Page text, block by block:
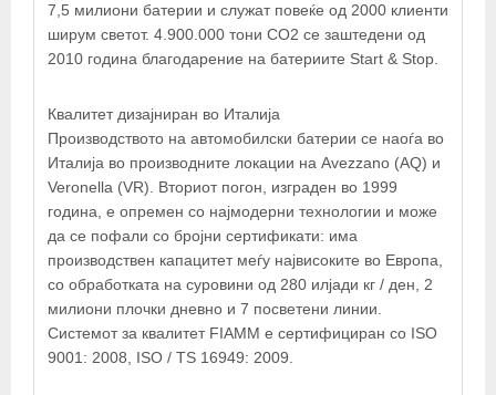
7,5 милиони батерии и служат повеќе од 2000 клиенти
ширум светот. 4.900.000 тони CO2 се заштедени од
2010 година благодарение на батериите Start & Stop.
Квалитет дизајниран во Италија
Производството на автомобилски батерии се наоѓа во
Италија во производните локации на Avezzano (AQ) и
Veronella (VR). Вториот погон, изграден во 1999
година, е опремен со најмодерни технологии и може
да се пофали со бројни сертификати: има
производствен капацитет меѓу највисоките во Европа,
со обработката на суровини од 280 илјади кг / ден, 2
милиони плочки дневно и 7 посветени линии.
Системот за квалитет FIAMM е сертифициран со ISO
9001: 2008, ISO / TS 16949: 2009.
+
−